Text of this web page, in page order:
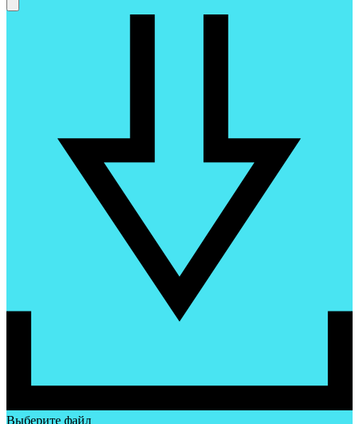
Выберите файл